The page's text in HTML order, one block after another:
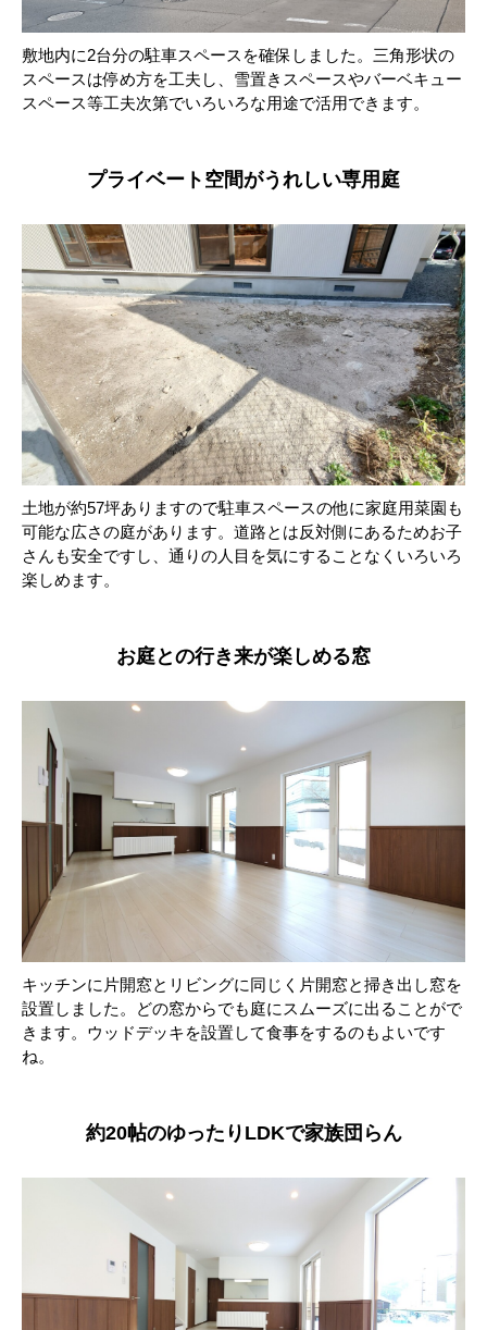
敷地内に2台分の駐車スペースを確保しました。三角形状の
スペースは停め方を工夫し、雪置きスペースやバーベキュー
スペース等工夫次第でいろいろな用途で活用できます。
プライベート空間がうれしい専用庭
土地が約57坪ありますので駐車スペースの他に家庭用菜園も
可能な広さの庭があります。道路とは反対側にあるためお子
さんも安全ですし、通りの人目を気にすることなくいろいろ
楽しめます。
お庭との行き来が楽しめる窓
キッチンに片開窓とリビングに同じく片開窓と掃き出し窓を
設置しました。どの窓からでも庭にスムーズに出ることがで
きます。ウッドデッキを設置して食事をするのもよいです
ね。
約20帖のゆったりLDKで家族団らん